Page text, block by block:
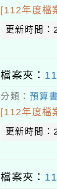
[112年度檔
更新時間
檔案夾：
分類： 預算書
[112年度檔
更新時間
檔案夾：